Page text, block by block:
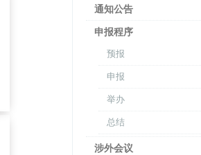
通知公告
申报程序
预报
申报
举办
总结
涉外会议